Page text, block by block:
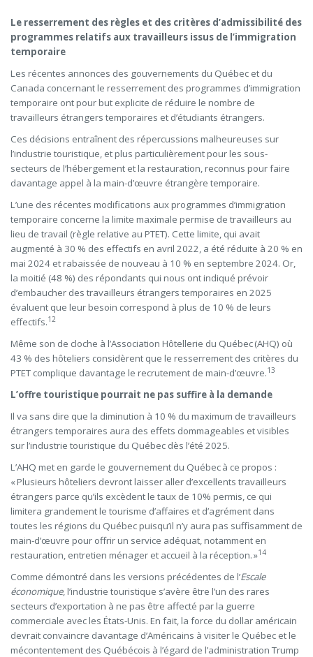
Le resserrement des règles et des critères d’admissibilité des
programmes relatifs aux travailleurs issus de l’immigration
temporaire
Les récentes annonces des gouvernements du Québec et du
Canada concernant le resserrement des programmes d’immigration
temporaire ont pour but explicite de réduire le nombre de
travailleurs étrangers temporaires et d’étudiants étrangers.
Ces décisions entraînent des répercussions malheureuses sur
l’industrie touristique, et plus particulièrement pour les sous-
secteurs de l’hébergement et la restauration, reconnus pour faire
davantage appel à la main-d’œuvre étrangère temporaire.
L’une des récentes modifications aux programmes d’immigration
temporaire concerne la limite maximale permise de travailleurs au
lieu de travail (règle relative au PTET). Cette limite, qui avait
augmenté à 30 % des effectifs en avril 2022, a été réduite à 20 % en
mai 2024 et rabaissée de nouveau à 10 % en septembre 2024. Or,
la moitié (48 %) des répondants qui nous ont indiqué prévoir
d’embaucher des travailleurs étrangers temporaires en 2025
évaluent que leur besoin correspond à plus de 10 % de leurs
effectifs.12
Même son de cloche à l’Association Hôtellerie du Québec (AHQ) où
43 % des hôteliers considèrent que le resserrement des critères du
PTET complique davantage le recrutement de main-d’œuvre.13
L’offre touristique pourrait ne pas suffire à la demande
Il va sans dire que la diminution à 10 % du maximum de travailleurs
étrangers temporaires aura des effets dommageables et visibles
sur l’industrie touristique du Québec dès l’été 2025.
L’AHQ met en garde le gouvernement du Québec à ce propos :
« Plusieurs hôteliers devront laisser aller d’excellents travailleurs
étrangers parce qu’ils excèdent le taux de 10% permis, ce qui
limitera grandement le tourisme d’affaires et d’agrément dans
toutes les régions du Québec puisqu’il n’y aura pas suffisamment de
main-d’œuvre pour offrir un service adéquat, notamment en
restauration, entretien ménager et accueil à la réception.»14
Comme démontré dans les versions précédentes de l’Escale
économique, l’industrie touristique s’avère être l’un des rares
secteurs d’exportation à ne pas être affecté par la guerre
commerciale avec les États-Unis. En fait, la force du dollar américain
devrait convaincre davantage d’Américains à visiter le Québec et le
mécontentement des Québécois à l’égard de l’administration Trump